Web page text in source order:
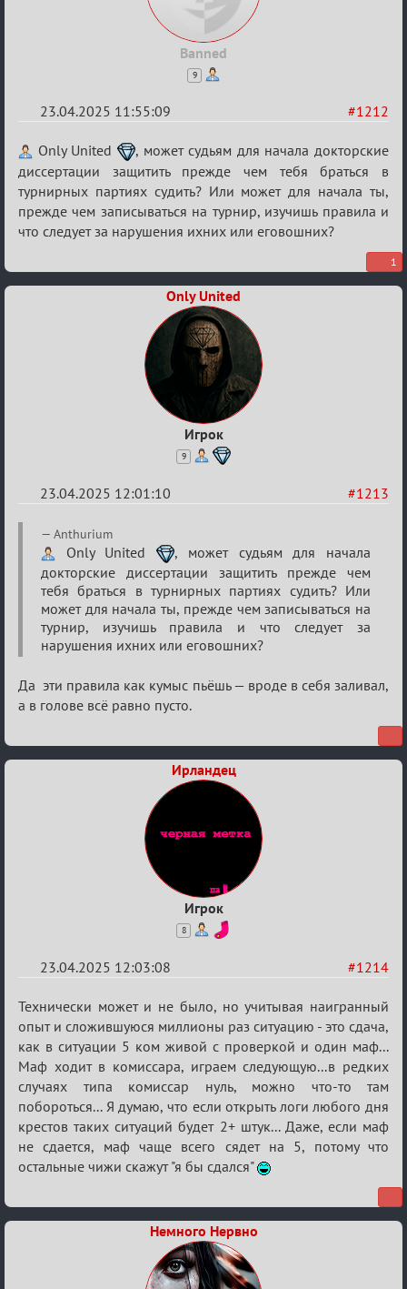
Banned
9
#1212
23.04.2025 11:55:09
Re:
Разговоры
о
XIX
ТПК.
Only United
, может судьям для начала докторские
диссертации защитить прежде чем тебя браться в
турнирных партиях судить? Или может для начала ты,
прежде чем записываться на турнир, изучишь правила и
что следует за нарушения ихних или еговошних?
1
Only United
Игрок
9
#1213
23.04.2025 12:01:10
Re:
Разговоры
XIX
ТПК.
Anthurium
Only United
, может судьям для начала
докторские диссертации защитить прежде чем
тебя браться в турнирных партиях судить? Или
может для начала ты, прежде чем записываться на
турнир, изучишь правила и что следует за
нарушения ихних или еговошних?
Да эти правила как кумыс пьёшь — вроде в себя заливал,
а в голове всё равно пусто.
Ирландец
Игрок
8
#1214
23.04.2025 12:03:08
Re:
Разговоры
о
XIX
ТПК.
Технически может и не было, но учитывая наигранный
опыт и сложившуюся миллионы раз ситуацию - это сдача,
как в ситуации 5 ком живой с проверкой и один маф...
Маф ходит в комиссара, играем следующую...в редких
случаях типа комиссар нуль, можно что-то там
побороться... Я думаю, что если открыть логи любого дня
крестов таких ситуаций будет 2+ штук... Даже, если маф
не сдается, маф чаще всего сядет на 5, потому что
остальные чижи скажут "я бы сдался"
Немного Нервно